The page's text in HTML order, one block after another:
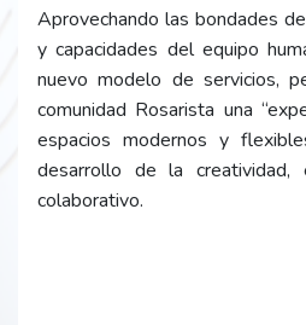
Aprovechando las bondades
y capacidades del equipo
nuevo modelo de servicios,
comunidad Rosarista una
espacios modernos y
desarrollo de la
colaborativo.